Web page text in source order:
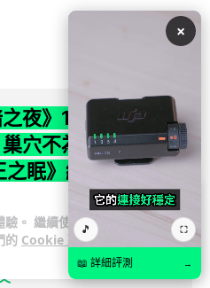
。 繼續使用
的 Cookie 政
夜》12.1 「烏拉特
穴不為提高世界首
眠》縮短約 10 分
新 12.1「烏拉特克的詛咒」將
新區域「盤蛇島」、地城「毒牙
×
🎵 ⛶
📖 詳細評測 →